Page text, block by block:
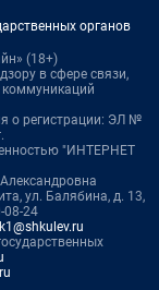
органов
(18+)
в сфере связи,
о регистрации: ЭЛ №
"ИНТЕРНЕТ
ул. Балябина, д. 13,
08-24